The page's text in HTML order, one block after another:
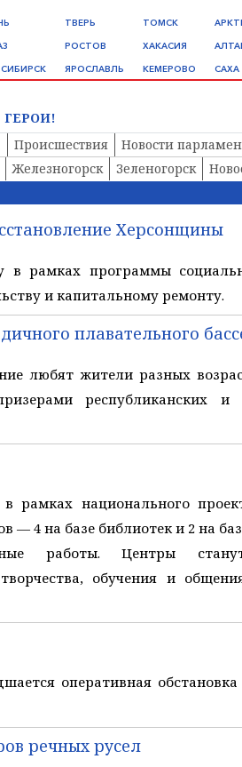
ТВЕРЬ
РОСТОВ
ЯРОСЛАВЛЬ
ТОМСК
ХАКАСИЯ
КЕМЕРОВО
САХА
ГЕРОИ!
Происшествия Новости
Железногорск Зеленогорск
Херсонщины
программы
и капитальному ремонту.
плавательного
любят жители разных
республиканских и
национального
— 4 на базе библиотек и 2 на
работы. Центры
обучения и
оперативная обстановка
речных русел